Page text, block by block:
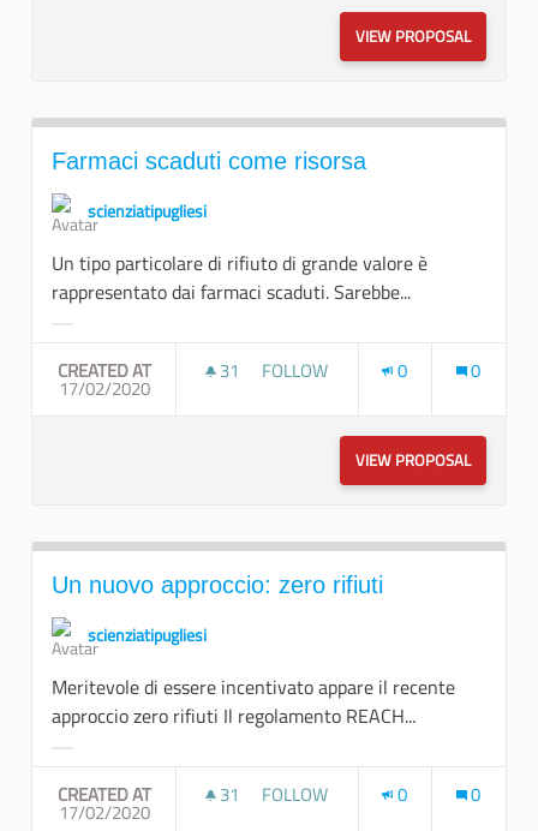
VIEW PROPOSAL
Farmaci scaduti come risorsa
scienziatipugliesi
Un tipo particolare di rifiuto di grande valore è
rappresentato dai farmaci scaduti. Sarebbe...
CREATED AT
17/02/2020
31 31 FOLLOWERS
FOLLOW 0 0
VIEW PROPOSALFARMACI
Un nuovo approccio: zero rifiuti
scienziatipugliesi
Meritevole di essere incentivato appare il recente
approccio zero rifiuti Il regolamento REACH...
CREATED AT
17/02/2020
31 31 FOLLOWERS
FOLLOW 0 0